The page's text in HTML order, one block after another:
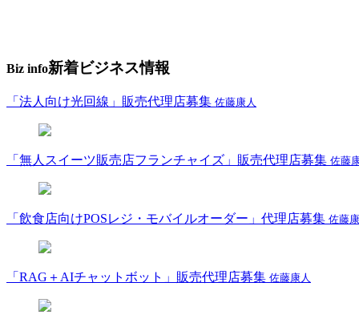
Biz info新着ビジネス情報
「法人向け光回線」販売代理店募集 佐藤康人
「無人スイーツ販売店フランチャイズ」販売代理店募集 佐藤
「飲食店向けPOSレジ・モバイルオーダー」代理店募集 佐藤
「RAG＋AIチャットボット」販売代理店募集 佐藤康人